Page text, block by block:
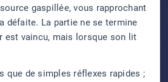
gaspillée, vous rapprochant
défaite. La partie ne se termine
est vaincu, mais lorsque son lit
que de simples réflexes rapides ;